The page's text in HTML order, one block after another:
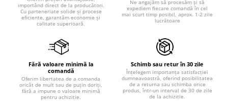
importând direct de la producători.
Cu parteneriate solide și procese
eficiente, garantăm economie și
calitate superioară.
Ne angajăm să procesăm și să
expediem fiecare comandă în cel
mai scurt timp posibil, aprox. 1-2 zile
lucrătoare
Fără valoare minimă la
comandă
Oferim libertatea de a comanda
oricât de mult sau de puțin doriți,
fără a impune o valoare minimă
pentru achiziție.
Schimb sau retur în 30 zile
Înțelegem importanța satisfacției
dumneavoastră, oferind posibilitatea
de a returna sau schimba orice
produs, într-un interval de 30 de zile
de la achiziție.